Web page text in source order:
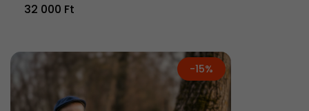
32 000 Ft
-15%